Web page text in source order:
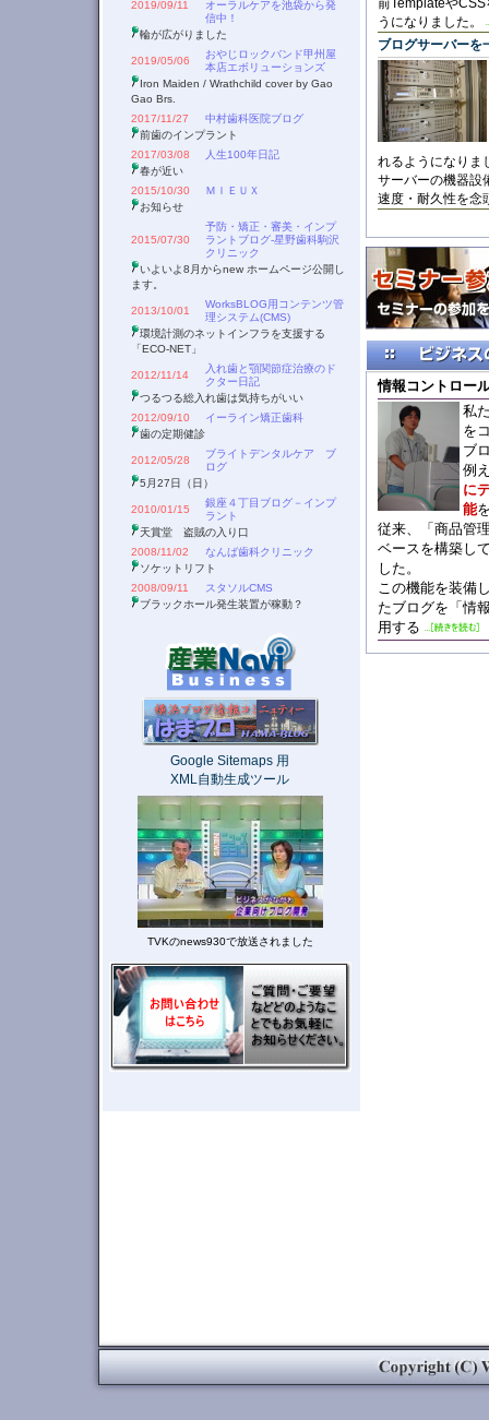
2019/09/11
オーラルケアを池袋から発
信中！
輪が広がりました
2019/05/06
おやじロックバンド甲州屋
本店エボリューションズ
Iron Maiden / Wrathchild cover by Gao
Gao Brs.
2017/11/27
中村歯科医院ブログ
前歯のインプラント
2017/03/08
人生100年日記
春が近い
2015/10/30
ＭＩＥＵＸ
お知らせ
2015/07/30
予防・矯正・審美・インプ
ラントブログ-星野歯科駒沢
クリニック
いよいよ8月からnew ホームページ公開し
ます。
2013/10/01
WorksBLOG用コンテンツ管
理システム(CMS)
環境計測のネットインフラを支援する
「ECO-NET」
2012/11/14
入れ歯と顎関節症治療のド
クター日記
つるつる総入れ歯は気持ちがいい
2012/09/10
イーライン矯正歯科
歯の定期健診
2012/05/28
ブライトデンタルケア ブ
ログ
5月27日（日）
2010/01/15
銀座４丁目ブログ－インプ
ラント
天賞堂 盗賊の入り口
2008/11/02
なんば歯科クリニック
ソケットリフト
2008/09/11
スタソルCMS
ブラックホール発生装置が稼動？
Google Sitemaps 用
XML自動生成ツール
TVKのnews930で放送されました
前Templateや
うになりました。
ブログサーバーを
れるようになりま
サーバーの機器設
速度・耐久性を念
情報コントロー
私
を
ブ
例
に
能
従来、「商品管
ベースを構築し
した。
この機能を装備
たブログを「情
用する